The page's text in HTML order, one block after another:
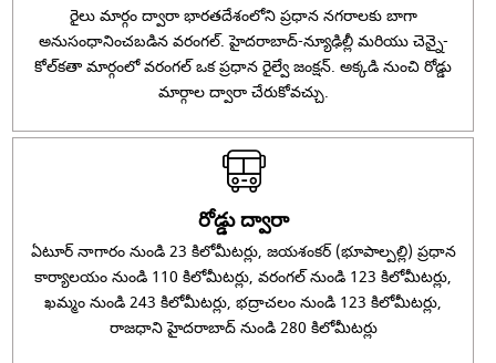
రైలు మార్గం ద్వారా భారతదేశంలోని ప్రధాన నగరాలకు బాగా
అనుసంధానించబడిన వరంగల్. హైదరాబాద్-న్యూఢిల్లీ మరియు చెన్నై-
కోల్‌కతా మార్గంలో వరంగల్ ఒక ప్రధాన రైల్వే జంక్షన్. అక్కడి నుంచి రోడ్డు
మార్గాల ద్వారా చేరుకోవచ్చు.
రోడ్డు ద్వారా
ఏటూర్ నాగారం నుండి 23 కిలోమీటర్లు, జయశంకర్ (భూపాల్పల్లి) ప్రధాన
కార్యాలయం నుండి 110 కిలోమీటర్లు, వరంగల్ నుండి 123 కిలోమీటర్లు,
ఖమ్మం నుండి 243 కిలోమీటర్లు, భద్రాచలం నుండి 123 కిలోమీటర్లు,
రాజధాని హైదరాబాద్ నుండి 280 కిలోమీటర్లు